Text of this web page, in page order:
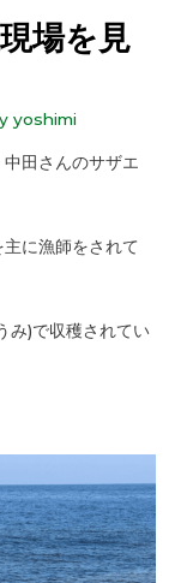
場を見
yoshimi
田さんのサザエ
に漁師をされて
み)で収穫されてい